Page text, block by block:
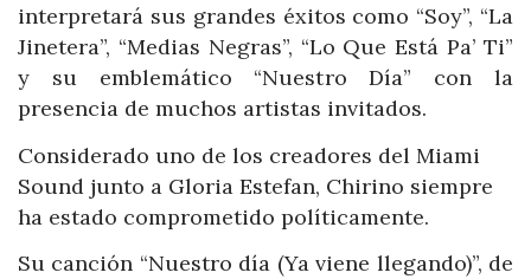
interpretará sus grandes éxitos como “Soy”, “La
Jinetera”, “Medias Negras”, “Lo Que Está Pa’ Ti”
y su emblemático “Nuestro Día” con la
presencia de muchos artistas invitados.
Considerado uno de los creadores del Miami
Sound junto a Gloria Estefan, Chirino siempre
ha estado comprometido políticamente.
Su canción “Nuestro día (Ya viene llegando)”, de